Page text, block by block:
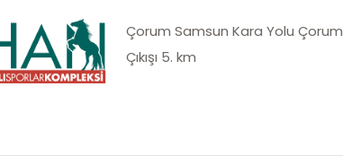
Çorum Samsun Kara Yolu Çorum
Çıkışı 5. km